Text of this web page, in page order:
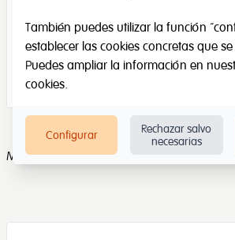
Marcan 1, 2 y 3 minutos.
También puedes utilizar la función
establecer las cookies concretas que
Puedes ampliar la información en
cookies.
Configurar
Rechazar salvo
necesarias